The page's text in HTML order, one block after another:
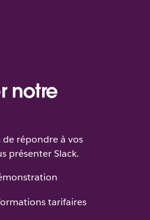
notre
de répondre à vos
présenter Slack.
tarifaires